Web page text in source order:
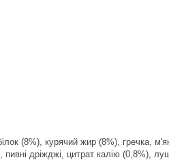
(8%), курячий жир (8%), гречка,
дріжджі, цитрат калію (0,8%),